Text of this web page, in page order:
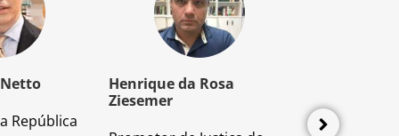
República
Henrique da Rosa
Ziesemer
Advogado e